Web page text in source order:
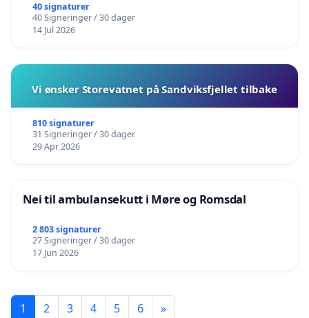
40 signaturer
40 Signeringer / 30 dager
14 Jul 2026
Vi ønsker Storevatnet på Sandviksfjellet tilbake
810 signaturer
31 Signeringer / 30 dager
29 Apr 2026
Nei til ambulansekutt i Møre og Romsdal
2 803 signaturer
27 Signeringer / 30 dager
17 Jun 2026
1 2 3 4 5 6 »